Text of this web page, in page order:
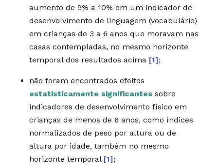
aumento de 9% a 10% em um indicador de
desenvolvimento de linguagem (vocabulário)
em crianças de 3 a 6 anos que moravam nas
casas contempladas, no mesmo horizonte
temporal dos resultados acima [1];
não foram encontrados efeitos
estatisticamente significantessobre
indicadores de desenvolvimento físico em
crianças de menos de 6 anos, como índices
normalizados de peso por altura ou de
altura por idade, também no mesmo
horizonte temporal [1];